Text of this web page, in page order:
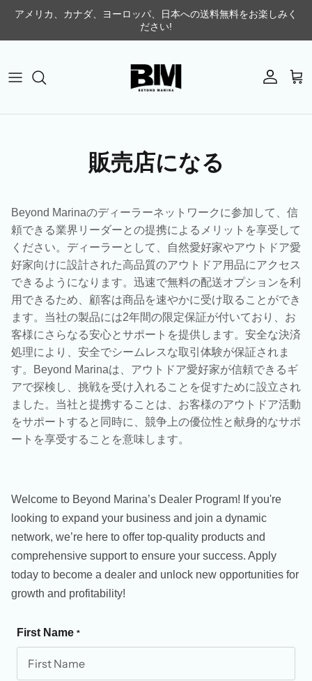
コンテンツへスキップ
アメリカ、カナダ、ヨーロッパ、日本への送料無料をお楽しみく
ださい!
アカウント
カ
販売店になる
Beyond Marinaのディーラーネットワークに参加して、信
頼できる業界リーダーとの提携によるメリットを享受して
ください。ディーラーとして、自然愛好家やアウトドア愛
好家向けに設計された高品質のアウトドア用品にアクセス
できるようになります。迅速で無料の配送オプションを利
用できるため、顧客は商品を速やかに受け取ることができ
ます。当社の製品には2年間の限定保証が付いており、お
客様にさらなる安心とサポートを提供します。安全な決済
処理により、安全でシームレスな取引体験が保証されま
す。Beyond Marinaは、アウトドア愛好家が信頼できるギ
アで探検し、挑戦を受け入れることを促すために設立され
ました。当社と提携することは、お客様のアウトドア活動
をサポートすると同時に、競争上の優位性と献身的なサポ
ートを享受することを意味します。
Welcome to Beyond Marina’s Dealer Program! If you're
looking to expand your business and join a dynamic
network, we’re here to offer top-quality products and
comprehensive support to ensure your success. Apply
today to become a dealer and unlock new opportunities for
growth and profitability!
First Name *